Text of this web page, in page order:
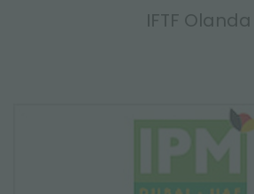
IFTF Olanda